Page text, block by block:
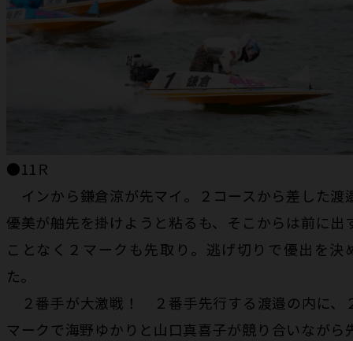
●11Ｒ
インから鎌倉涼が先マイ。２コースから差した渡
優美が舳先を掛けようと粘るも、そこからは前に出
ことなく２マークも先取り。逃げ切りで優出を決
た。
２番手が大激戦！ ２番手先行する渡邉の内に、
マークで海野ゆかりと山口真喜子が競り合いながら